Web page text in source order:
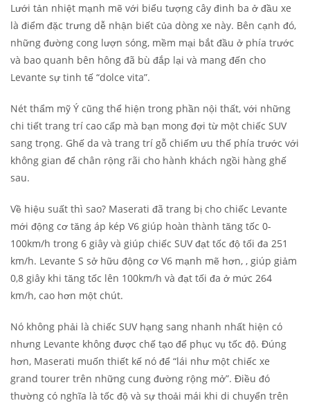
Lưới tản nhiệt mạnh mẽ với biểu tượng cây đinh ba ở đầu xe
là điểm đặc trưng dễ nhận biết của dòng xe này. Bên cạnh đó,
những đường cong lượn sóng, mềm mại bắt đầu ở phía trước
và bao quanh bên hông đã bù đắp lại và mang đến cho
Levante sự tinh tế “dolce vita”.
Nét thẩm mỹ Ý cũng thể hiện trong phần nội thất, với những
chi tiết trang trí cao cấp mà bạn mong đợi từ một chiếc SUV
sang trọng. Ghế da và trang trí gỗ chiếm ưu thế phía trước với
không gian để chân rộng rãi cho hành khách ngồi hàng ghế
sau.
Về hiệu suất thì sao? Maserati đã trang bị cho chiếc Levante
mới động cơ tăng áp kép V6 giúp hoàn thành tăng tốc 0-
100km/h trong 6 giây và giúp chiếc SUV đạt tốc độ tối đa 251
km/h. Levante S sở hữu động cơ V6 mạnh mẽ hơn, , giúp giảm
0,8 giây khi tăng tốc lên 100km/h và đạt tối đa ở mức 264
km/h, cao hơn một chút.
Nó không phải là chiếc SUV hạng sang nhanh nhất hiện có
nhưng Levante không được chế tạo để phục vụ tốc độ. Đúng
hơn, Maserati muốn thiết kế nó để “lái như một chiếc xe
grand tourer trên những cung đường rộng mở”. Điều đó
thường có nghĩa là tốc độ và sự thoải mái khi di chuyển trên